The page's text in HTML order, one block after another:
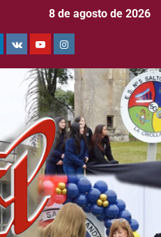
8 de agosto de 2026